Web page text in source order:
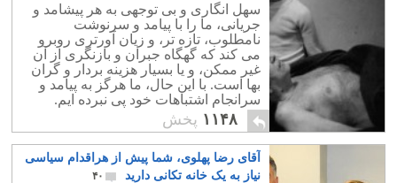
سهل انگاری و بی توجهی به هر پیشامد و
جریانی، ما را با پیامد و سرنوشت
نامطلوب، تازه تر، و زیان آورتری روبرو
می کند که گهگاه جبران و بازنگری از آن
غیر ممکن، و یا بسیار هزینه بردار و گران
بها است. با این حال، ما هرگز به پیامد و
سرانجام اشتباهات خود پی نبرده ایم.
۱۱۴۸ پخش
آقای رضا پهلوی، شما پیش از هراقدام سیاسی
نیاز به یک خانه تکانی دارید
۴۰